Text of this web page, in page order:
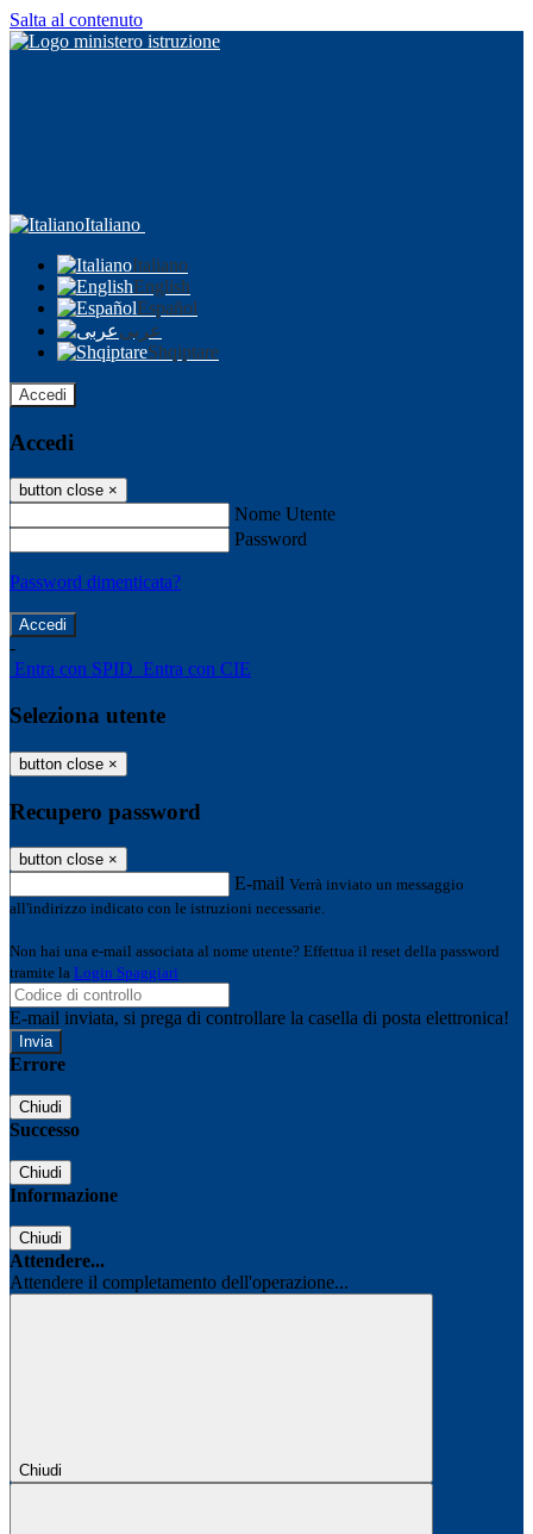
Salta al contenuto
Italiano
Italiano
English
Español
عربى
Shqiptare
Accedi
Accedi
button close ×
Nome Utente
Password
Password dimenticata?
-
Entra con SPID Entra con CIE
Seleziona utente
button close ×
Recupero password
button close ×
E-mail Verrà inviato un messaggio
all'indirizzo indicato con le istruzioni necessarie.
Non hai una e-mail associata al nome utente? Effettua il reset della password
tramite la Login Spaggiari
E-mail inviata, si prega di controllare la casella di posta elettronica!
Errore
Chiudi
Successo
Chiudi
Informazione
Chiudi
Attendere...
Attendere il completamento dell'operazione...
Chiudi